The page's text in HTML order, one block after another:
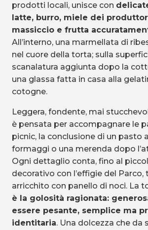
prodotti locali, unisce con
latte, burro, miele dei
massiccio e frutta
All’interno, una marmellata di
nel cuore della torta; sulla
scanalatura aggiunta dopo la
una glassa fatta in casa alla
cotogne.
Leggera, fondente, mai
è pensata per accompagnare le
picnic, la conclusione di un pasto
formaggi o una merenda dopo
Ogni dettaglio conta, fino al
decorativo con l’effigie del Parco,
arricchito con panello di noci. La
è la golosità ragionata:
essere pesante, semplice ma
identitaria. Una dolcezza che da